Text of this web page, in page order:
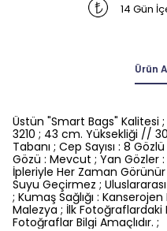
14 Gün
Ürün
Üstün "Smart Bags" Kalitesi ;
3210 ; 43 cm. Yüksekliği //
Tabanı ; Cep Sayısı : 8
Gözü : Mevcut ; Yan Gözler
İpleriyle Her Zaman
Suyu Geçirmez ;
; Kumaş Sağlığı :
Malezya ; İlk
Fotoğraflar Bilgi Amaçlıdır. ;